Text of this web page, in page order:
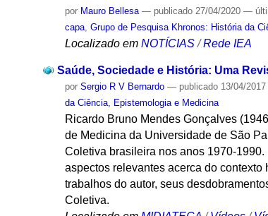
por Mauro Bellesa — publicado 27/04/2020—
capa ,Grupo de Pesquisa Khronos: História da
Localizado em NOTÍCIAS /Rede IEA
Saúde, Sociedade e História: Uma
porSergio R V Bernardo — publicado 13/04/
da Ciência, Epistemologia e Medicina
Ricardo Bruno Mendes Gonçalves
de Medicina da Universidade de São
Coletiva brasileira nos anos 1970-
aspectos relevantes acerca do
trabalhos do autor, seus
Coletiva.